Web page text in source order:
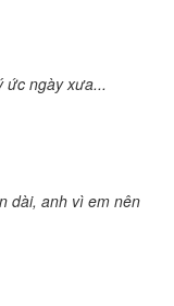
ức ngày xưa...
dài, anh vì em nên